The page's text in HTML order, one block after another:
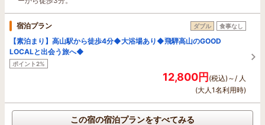
宿泊プラン ダブル 食事なし
【素泊まり】高山駅から徒歩4分◆大浴場あり◆飛騨高山のGOOD
LOCALと出会う旅へ◆
ポイント2%
12,800円(税込)～/ 人
(大人1名利用時)
この宿の宿泊プランをすべてみる